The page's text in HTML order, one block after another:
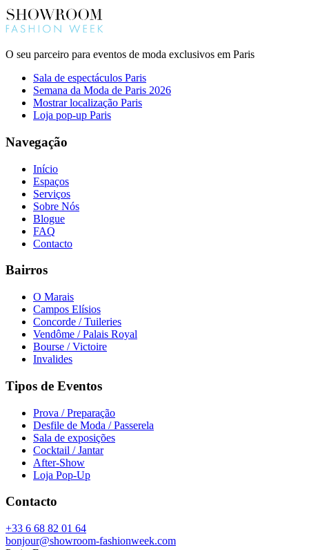
O seu parceiro para eventos de moda exclusivos em Paris
Sala de espectáculos Paris
Semana da Moda de Paris 2026
Mostrar localização Paris
Loja pop-up Paris
Navegação
Início
Espaços
Serviços
Sobre Nós
Blogue
FAQ
Contacto
Bairros
O Marais
Campos Elísios
Concorde / Tuileries
Vendôme / Palais Royal
Bourse / Victoire
Invalides
Tipos de Eventos
Prova / Preparação
Desfile de Moda / Passerela
Sala de exposições
Cocktail / Jantar
After-Show
Loja Pop-Up
Contacto
+33 6 68 82 01 64
bonjour@showroom-fashionweek.com